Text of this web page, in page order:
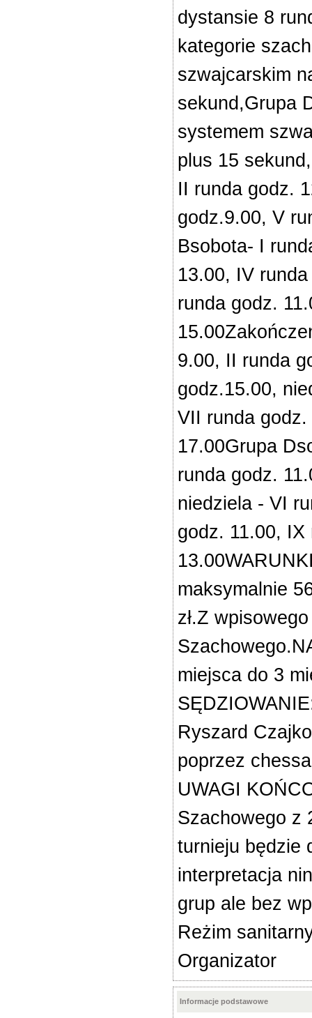
dystansie 8
kategorie
szwajcarskim
sekund,Grupa
systemem
plus 15
II runda godz.
godz.9.00, V
Bsobota- I
13.00, IV
runda godz.
9.00, II runda
godz.15.00,
VII runda
17.00Grupa
runda godz.
niedziela - VI
godz. 11.00,
maksymalnie
zł.Z
miejsca do 3
Ryszard
poprzez
UWAGI
Szachowego z
turnieju będzie
interpretacja
grup ale bez
Reżim
Organizator
Informacje podstawowe